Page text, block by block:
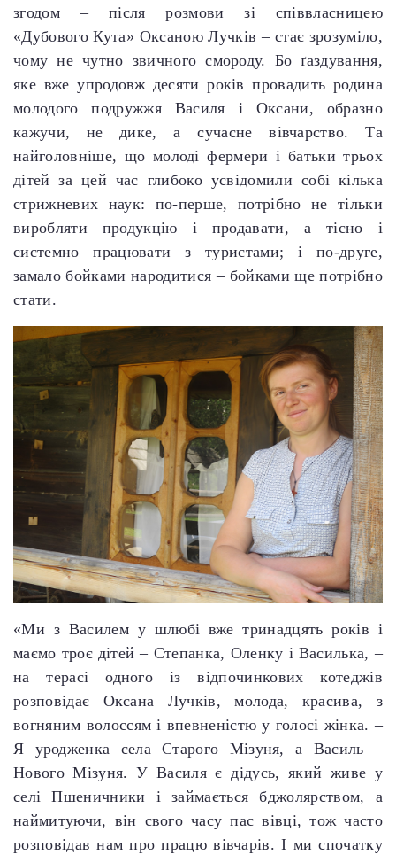
згодом – після розмови зі співвласницею
«Дубового Кута» Оксаною Лучків – стає зрозуміло,
чому не чутно звичного смороду. Бо ґаздування,
яке вже упродовж десяти років провадить родина
молодого подружжя Василя і Оксани, образно
кажучи, не дике, а сучасне вівчарство. Та
найголовніше, що молоді фермери і батьки трьох
дітей за цей час глибоко усвідомили собі кілька
стрижневих наук: по-перше, потрібно не тільки
виробляти продукцію і продавати, а тісно і
системно працювати з туристами; і по-друге,
замало бойками народитися – бойками ще потрібно
стати.
«Ми з Василем у шлюбі вже тринадцять років і
маємо троє дітей – Степанка, Оленку і Василька, –
на терасі одного із відпочинкових котеджів
розповідає Оксана Лучків, молода, красива, з
вогняним волоссям і впевненістю у голосі жінка. –
Я уродженка села Старого Мізуня, а Василь –
Нового Мізуня. У Василя є дідусь, який живе у
селі Пшеничники і займається бджолярством, а
наймитуючи, він свого часу пас вівці, тож часто
розповідав нам про працю вівчарів. І ми спочатку